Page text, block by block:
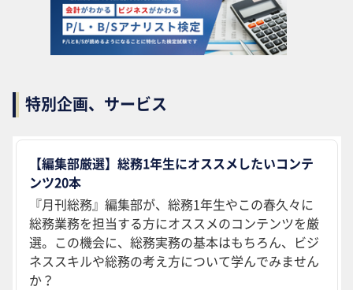
特別企画、サービス
【編集部厳選】総務1年生にオススメしたいコンテ
ンツ20本
『月刊総務』編集部が、総務1年生やこの春久々に
総務業務を担当する方にオススメのコンテンツを厳
選。この機会に、総務実務の基本はもちろん、ビジ
ネススキルや総務の考え方について学んでみません
か？